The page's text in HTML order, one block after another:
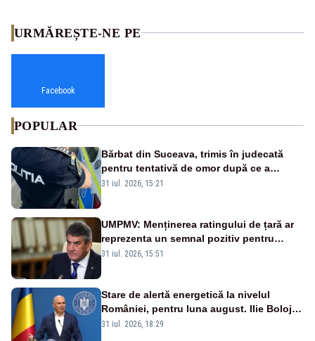
URMĂREȘTE-NE PE
Facebook
POPULAR
Bărbat din Suceava, trimis în judecată
pentru tentativă de omor după ce a
înjunghiat un tânăr în urma unui conflict
31 iul. 2026, 15:21
UMPMV: Menținerea ratingului de țară ar
reprezenta un semnal pozitiv pentru
România. Autoritățile trebuie să continue
31 iul. 2026, 15:51
Stare de alertă energetică la nivelul
României, pentru luna august. Ilie Bolojan
a anunțat importuri și posibile restricții –
31 iul. 2026, 18:29